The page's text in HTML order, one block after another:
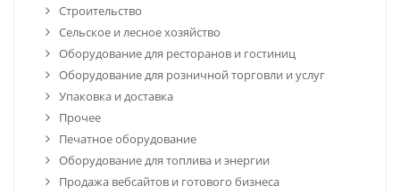
Строительство
Сельское и лесное хозяйство
Оборудование для ресторанов и гостиниц
Оборудование для розничной торговли и услуг
Упаковка и доставка
Прочее
Печатное оборудование
Оборудование для топлива и энергии
Продажа вебсайтов и готового бизнеса